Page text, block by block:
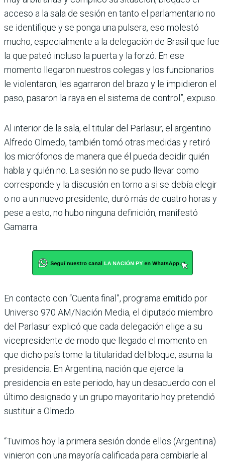
acceso a la sala de sesión en tanto el parlamentario no
se identifique y se ponga una pulsera, eso molestó
mucho, especialmente a la delega­ción de Brasil que fue
la que pateó incluso la puerta y la forzó. En ese
momento lle­garon nuestros colegas y los funcionarios
le violentaron, les agarraron del brazo y le impidieron el
paso, pasaron la raya en el sistema de con­trol”, expuso.
Al interior de la sala, el titu­lar del Parlasur, el argentino
Alfredo Olmedo, también tomó otras medidas y retiró
los micrófonos de manera que él pueda decidir quién
habla y quién no. La sesión no se pudo llevar como
corres­ponde y la discusión en torno a si se debía elegir
o no a un nuevo presidente, duró más de cuatro horas y
pese a esto, no hubo ninguna definición, manifestó
Gamarra.
En contacto con “Cuenta final”, programa emitido por
Universo 970 AM/Nación Media, el diputado miembro
del Parlasur explicó que cada delegación elige a su
vicepre­sidente de modo que llegado el momento en
que dicho país tome la titularidad del bloque, asuma la
presiden­cia. En Argentina, nación que ejerce la
presidencia en este periodo, hay un desacuerdo con el
último designado y un grupo mayoritario hoy pre­tendió
sustituir a Olmedo.
“Tuvimos hoy la primera sesión donde ellos (Argentina)
vinieron con una mayoría cali­ficada para cambiarle al